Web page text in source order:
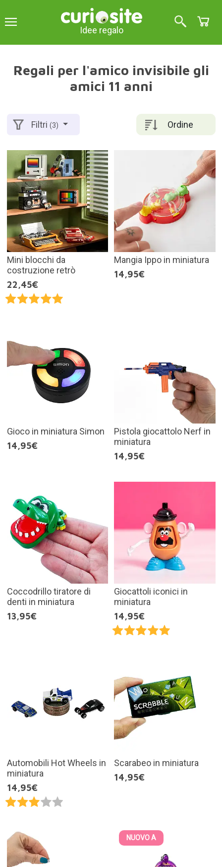
Idee regalo
Regali per l'amico invisibile gli
amici 11 anni
Ordine
Filtri(3)
Mini blocchi da
costruzione retrò
22,45€
Mangia Ippo in miniatura
14,95€
Gioco in miniatura Simon
14,95€
Pistola giocattolo Nerf in
miniatura
14,95€
Coccodrillo tiratore di
denti in miniatura
13,95€
Giocattoli iconici in
miniatura
14,95€
Automobili Hot Wheels in
miniatura
14,95€
Scarabeo in miniatura
14,95€
NUOVO A